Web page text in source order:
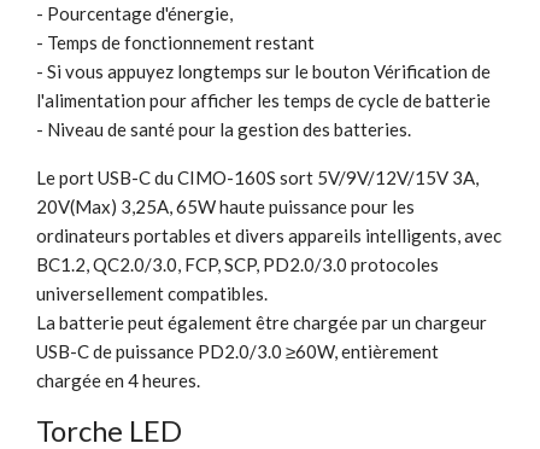
- Pourcentage d'énergie,
- Temps de fonctionnement restant
- Si vous appuyez longtemps sur le bouton Vérification de
l'alimentation pour afficher les temps de cycle de batterie
- Niveau de santé pour la gestion des batteries.
Le port USB-C du CIMO-160S sort 5V/9V/12V/15V 3A,
20V(Max) 3,25A, 65W haute puissance pour les
ordinateurs portables et divers appareils intelligents, avec
BC1.2, QC2.0/3.0, FCP, SCP, PD2.0/3.0 protocoles
universellement compatibles.
La batterie peut également être chargée par un chargeur
USB-C de puissance PD2.0/3.0 ≥60W, entièrement
chargée en 4 heures.
Torche LED